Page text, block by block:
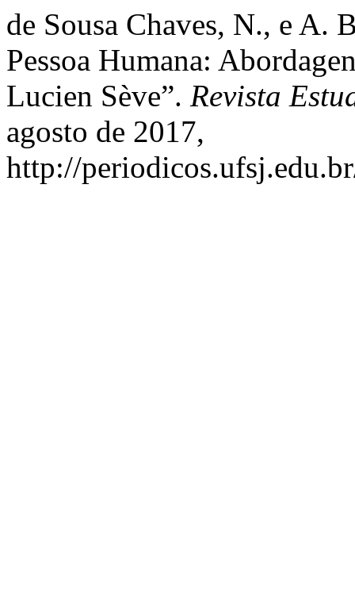
de Sousa Chaves, N., e A.
Pessoa Humana:
Lucien Sève”. Revista
agosto de 2017,
http://